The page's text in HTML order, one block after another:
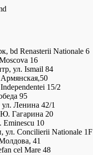
bd Renasterii Nationale 6
16
ул. Ismail 84
15/2
95
Ленина 42/1
Гагарина 20
Eminescu 10
Concilierii Nationale 1F
41
cel Mare 48